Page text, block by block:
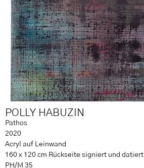
POLLY HABUZIN
Pathos
2020
Acryl auf Leinwand
160 x 120 cm Rückseite signiert und datiert
PH/M 35